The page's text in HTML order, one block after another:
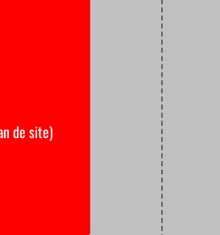
om op
Rinnooy
half jaar
de site)